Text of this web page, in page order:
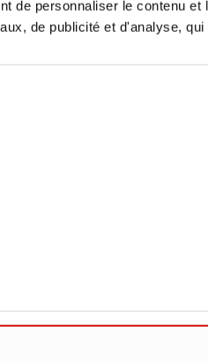
de personnaliser le contenu
de publicité et d'analyse,